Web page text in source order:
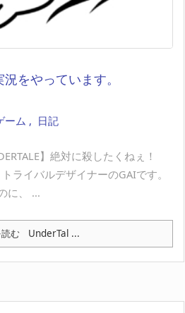
をやっています。
ーム , 日記
】絶対に殺したくねぇ！
ライバルデザイナーのGAIです。
に、 ...
む UnderTal ...